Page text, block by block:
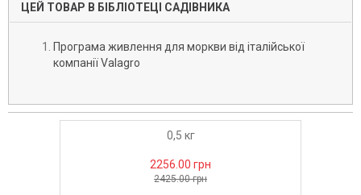
ЦЕЙ ТОВАР В БІБЛІОТЕЦІ САДІВНИКА
Програма живлення для моркви від італійської
компанії Valagro
0,5 кг
2256.00 грн
2425.00 грн